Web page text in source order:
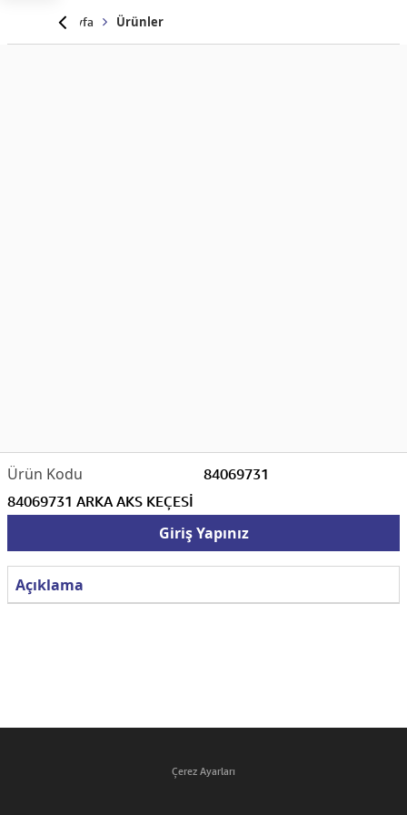
Anasayfa Ürünler
84069731
84069731 ARKA AKS KEÇESİ
Giriş Yapınız
Açıklama
Çerez Ayarları